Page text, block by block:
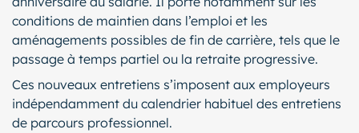
conditions de maintien dans l’emploi et les
aménagements possibles de fin de carrière, tels que le
passage à temps partiel ou la retraite progressive.
Ces nouveaux entretiens s’imposent aux employeurs
indépendamment du calendrier habituel des entretiens
de parcours professionnel.